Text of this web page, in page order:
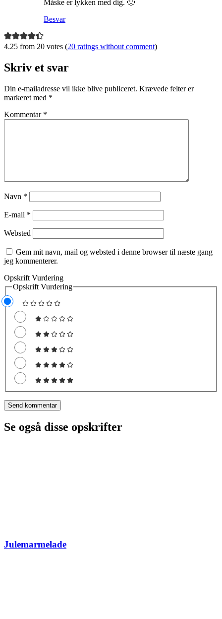
Måske er lykken med dig. 🙂
Besvar
4.25 from 20 votes (20 ratings without comment)
Skriv et svar
Din e-mailadresse vil ikke blive publiceret. Krævede felter er
markeret med *
Kommentar *
Navn *
E-mail *
Websted
Gem mit navn, mail og websted i denne browser til næste gang
jeg kommenterer.
Opskrift Vurdering
Opskrift Vurdering
Se også disse opskrifter
Julemarmelade